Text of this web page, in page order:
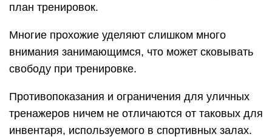
план тренировок.
Многие прохожие уделяют слишком много
внимания занимающимся, что может сковывать
свободу при тренировке.
Противопоказания и ограничения для уличных
тренажеров ничем не отличаются от таковых для
инвентаря, используемого в спортивных залах.